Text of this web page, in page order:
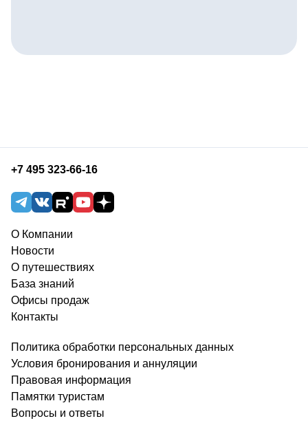
+7 495 323-66-16
О Компании
Новости
О путешествиях
База знаний
Офисы продаж
Контакты
Политика обработки персональных данных
Условия бронирования и аннуляции
Правовая информация
Памятки туристам
Вопросы и ответы